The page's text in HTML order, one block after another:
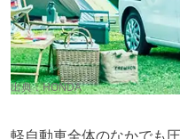
出典：HONDA